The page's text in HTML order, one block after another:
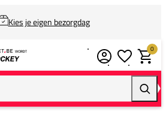
Kies je eigen bezorgdag
0